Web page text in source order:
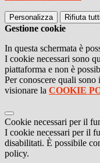
Personalizza Rifiuta tutti
Gestione cookie
In questa schermata è
I cookie necessari sono
piattaforma e non è
Per conoscere quali
visionare la COOKIE
Cookie necessari per il
I cookie necessari per il
disabilitati. È possibile
policy.